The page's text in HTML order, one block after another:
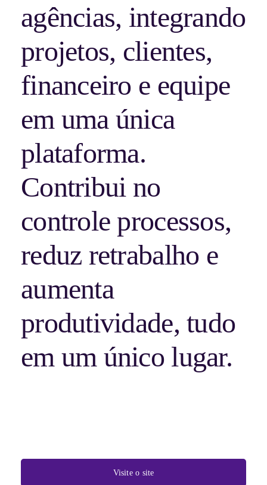
agências, integrando
projetos, clientes,
financeiro e equipe
em uma única
plataforma.
Contribui no
controle processos,
reduz retrabalho e
aumenta
produtividade, tudo
em um único lugar.
Visite o site